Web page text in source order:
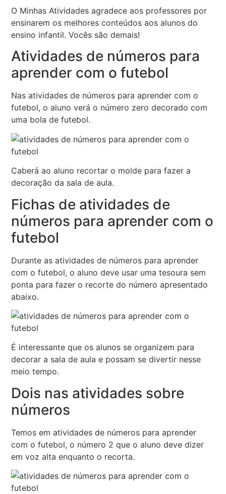
O Minhas Atividades agradece aos professores por
ensinarem os melhores conteúdos aos alunos do
ensino infantil. Vocês são demais!
Atividades de números para
aprender com o futebol
Nas atividades de números para aprender com o
futebol, o aluno verá o número zero decorado com
uma bola de futebol.
Caberá ao aluno recortar o molde para fazer a
decoração da sala de aula.
Fichas de atividades de
números para aprender com o
futebol
Durante as atividades de números para aprender
com o futebol, o aluno deve usar uma tesoura sem
ponta para fazer o recorte do número apresentado
abaixo.
É interessante que os alunos se organizem para
decorar a sala de aula e possam se divertir nesse
meio tempo.
Dois nas atividades sobre
números
Temos em atividades de números para aprender
com o futebol, o número 2 que o aluno deve dizer
em voz alta enquanto o recorta.